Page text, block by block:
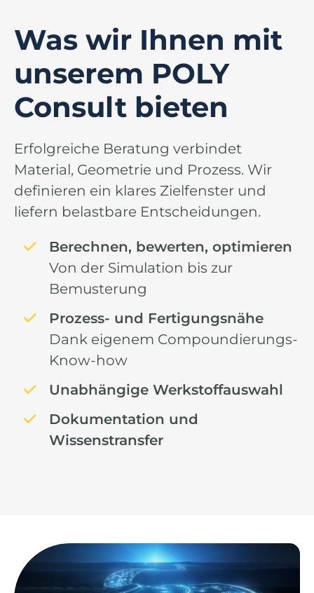
Was wir Ihnen mit
unserem POLY
Consult bieten
Erfolgreiche Beratung verbindet
Material, Geometrie und Prozess. Wir
definieren ein klares Zielfenster und
liefern belastbare Entscheidungen.
Berechnen, bewerten, optimieren
Von der Simulation bis zur
Bemusterung
Prozess- und Fertigungsnähe
Dank eigenem Compoundierungs-
Know-how
Unabhängige Werkstoffauswahl
Dokumentation und
Wissenstransfer